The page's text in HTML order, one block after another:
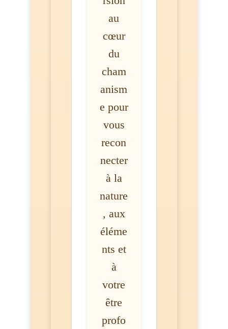
au
cœur
du
cham
anism
e pour
vous
recon
necter
à la
nature
, aux
éléme
nts et
à
votre
être
profo